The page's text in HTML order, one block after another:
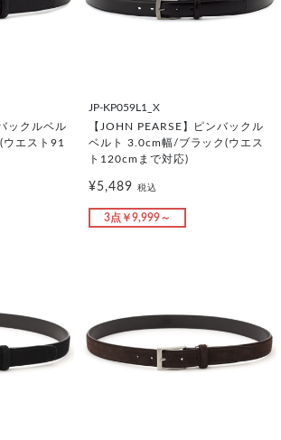
ックルベル
エスト91
JP-KP059L1_X
【JOHN PEARSE】ピンバックル
ベルト 3.0cm幅/ブラック(ウエス
ト120cmまで対応)
¥5,489 税込
3点￥9,999～